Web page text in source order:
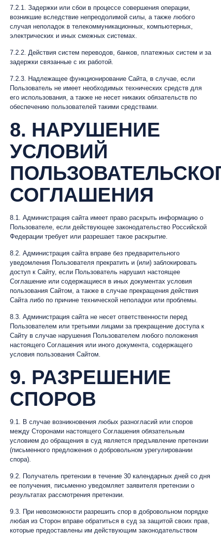
7.2.1. Задержки или сбои в процессе совершения операции,
возникшие вследствие непреодолимой силы, а также любого
случая неполадок в телекоммуникационных, компьютерных,
электрических и иных смежных системах.
7.2.2. Действия систем переводов, банков, платежных систем и за
задержки связанные с их работой.
7.2.3. Надлежащее функционирование Сайта, в случае, если
Пользователь не имеет необходимых технических средств для
его использования, а также не несет никаких обязательств по
обеспечению пользователей такими средствами.
8. НАРУШЕНИЕ
УСЛОВИЙ
СОГЛАШЕНИЯ
8.1. Администрация сайта имеет право раскрыть информацию о
Пользователе, если действующее законодательство Российской
Федерации требует или разрешает такое раскрытие.
8.2. Администрация сайта вправе без предварительного
уведомления Пользователя прекратить и (или) заблокировать
доступ к Сайту, если Пользователь нарушил настоящее
Соглашение или содержащиеся в иных документах условия
пользования Сайтом, а также в случае прекращения действия
Сайта либо по причине технической неполадки или проблемы.
8.3. Администрация сайта не несет ответственности перед
Пользователем или третьими лицами за прекращение доступа к
Сайту в случае нарушения Пользователем любого положения
настоящего Соглашения или иного документа, содержащего
условия пользования Сайтом.
9. РАЗРЕШЕНИЕ
СПОРОВ
9.1. В случае возникновения любых разногласий или споров
между Сторонами настоящего Соглашения обязательным
условием до обращения в суд является предъявление претензии
(письменного предложения о добровольном урегулировании
спора).
9.2. Получатель претензии в течение 30 календарных дней со дня
ее получения, письменно уведомляет заявителя претензии о
результатах рассмотрения претензии.
9.3. При невозможности разрешить спор в добровольном порядке
любая из Сторон вправе обратиться в суд за защитой своих прав,
которые предоставлены им действующим законодательством